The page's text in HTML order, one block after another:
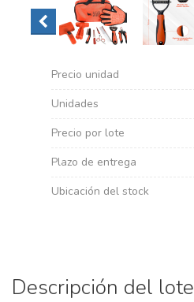
Precio unidad
Unidades
Precio por lote
Plazo de entrega
Ubicación del stock
Descripción del lote